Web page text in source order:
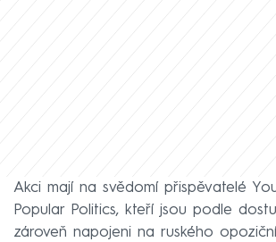
Akci mají na svědomí přispěvatelé
Popular Politics, kteří jsou podle
zároveň napojeni na ruského